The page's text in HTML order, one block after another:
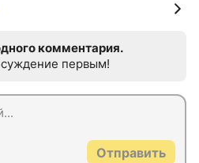
комментария.
первым!
Отправить